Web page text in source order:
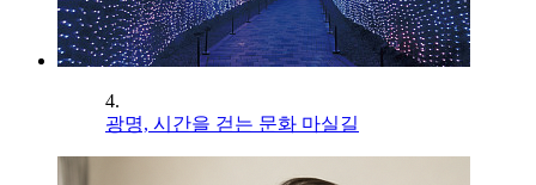
4.
광명, 시간을 걷는 문화 마실길